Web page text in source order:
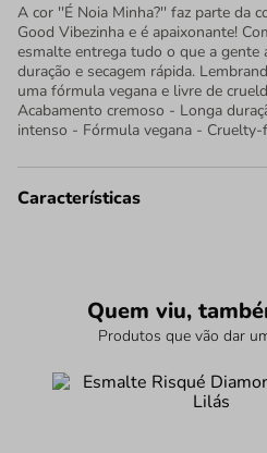
A cor ''É Noia Minha?'' faz parte da
Good Vibezinha e é apaixonante!
esmalte entrega tudo o que a gente
duração e secagem rápida.
uma fórmula vegana e livre de
Acabamento cremoso - Longa
intenso - Fórmula vegana - Cruelty-
Características
Quem viu,
Produtos que vão dar